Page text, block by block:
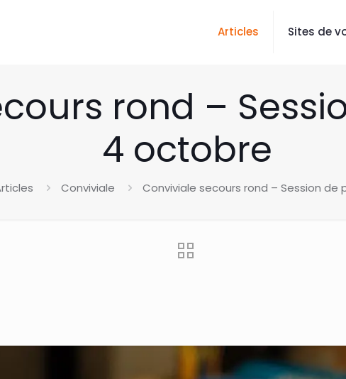
Articles Sites de
rond –
4 octobre
Conviviale Conviviale secours rond – Session